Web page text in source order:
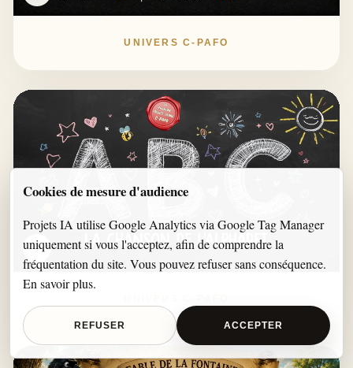
UNIVERS C-PAFO
i
Cookies de mesure d'audience
Projets IA utilise Google Analytics via Google Tag Manager
uniquement si vous l'acceptez, afin de comprendre la
fréquentation du site. Vous pouvez refuser sans conséquence.
En savoir plus.
REFUSER ACCEPTER